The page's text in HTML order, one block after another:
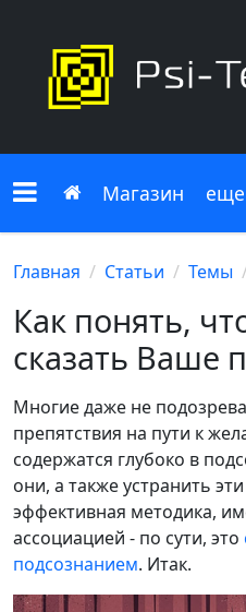
Меню сайта
Главная
Магазин еще
Главная Статьи Темы
Как понять,
сказать Ваше
Многие даже не
препятствия на пути к
содержатся глубоко в
они, а также устранить
эффективная методика,
ассоциацией - по сути, это
подсознанием. Итак.